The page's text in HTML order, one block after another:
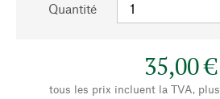
Quantité
35,00 €
tous les prix incluent la TVA, plus